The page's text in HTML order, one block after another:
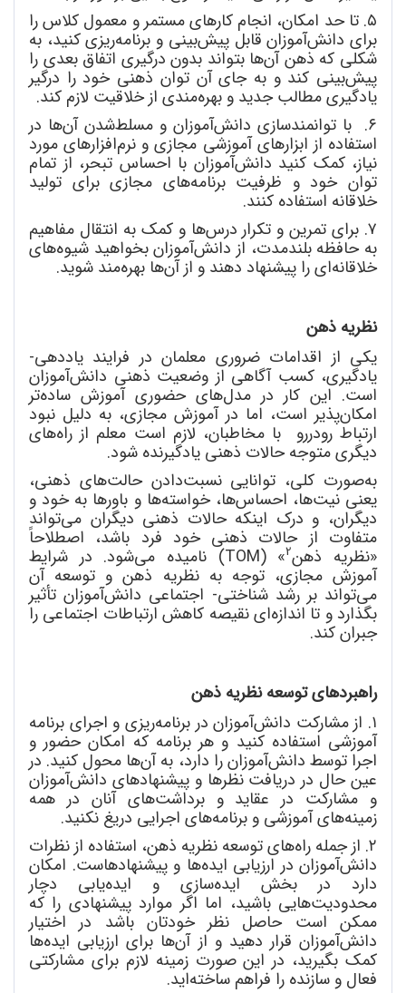
۵. تا حد امکان، انجام کارهای مستمر و معمول کلاس را
برای دانشآموزان قابل پیشبینی و برنامهریزی کنید، به
شکلی که ذهن آنها بتواند بدون درگیری اتفاق بعدی را
پیشبینی کند و به جای آن توان ذهنی خود را درگیر
یادگیری مطالب جدید و بهرهمندی از خلاقیت لازم کند.
۶. با توانمندسازی دانش
آموزان و مسلطشدن آنها در
استفاده از ابزارهای آموزشی مجازی و نرمافزارهای مورد
نیاز، کمک کنید دانشآموزان با احساس تبحر، از تمام
توان خود و ظرفیت برنامههای مجازی برای تولید
خلاقانه استفاده کنند.
۷. برای تمرین و تکرار درس
ها و کمک به انتقال مفاهیم
به حافظه بلندمدت، از دانشآموزان بخواهید شیوههای
خلاقانهای را پیشنهاد دهند و از آنها بهرهمند شوید.
نظریه ذهن
یکی از اقدامات ضروری معلمان در فرایند یاددهی-
یادگیری، کسب آگاهی از وضعیت ذهنی دانشآموزان
است. این کار در مدلهای حضوری آموزش سادهتر
امکانپذیر است، اما در آموزش مجازی، به دلیل نبود
ارتباط رودررو با مخاطبان، لازم است معلم از راههای
دیگری متوجه حالات ذهنی یادگیرنده شود.
بهصورت کلی، توانایی نسبتدادن حالتهای ذهنی،
یعنی نیتها، احساسها، خواستهها و باورها به خود و
دیگران، و درک اینکه حالات ذهنی دیگران میتواند
متفاوت از حالات ذهنی خود فرد باشد، اصطلاحاً
«نظریه ذهن2
»
(
TOM
) نامیده میشود. در شرایط
آموزش مجازی، توجه به نظریه ذهن و توسعه آن
میتواند بر رشد شناختی- اجتماعی دانشآموزان تأثیر
بگذارد و تا اندازهای نقیصه کاهش ارتباطات اجتماعی را
جبران کند.
راهبردهای توسعه نظریه ذهن
۱. از مشارکت دانش
آموزان در برنامهریزی و اجرای برنامه
آموزشی استفاده کنید و هر برنامه که امکان حضور و
اجرا توسط دانشآموزان را دارد، به آنها محول کنید. در
عین حال در دریافت نظرها و پیشنهادهای دانشآموزان
و مشارکت در عقاید و برداشتهای آنان در همه
زمینههای آموزشی و برنامههای اجرایی دریغ نکنید.
۲. از جمله راه
های توسعه نظریه ذهن، استفاده از نظرات
دانشآموزان در ارزیابی ایدهها و پیشنهادهاست. امکان
دارد در بخش ایدهسازی و ایدهیابی دچار
محدودیتهایی باشید، اما اگر موارد پیشنهادی را که
ممکن است حاصل نظر خودتان باشد در اختیار
دانشآموزان قرار دهید و از آنها برای ارزیابی ایدهها
کمک بگیرید، در این صورت زمینه لازم برای مشارکتی
فعال و سازنده را فراهم ساختهاید.